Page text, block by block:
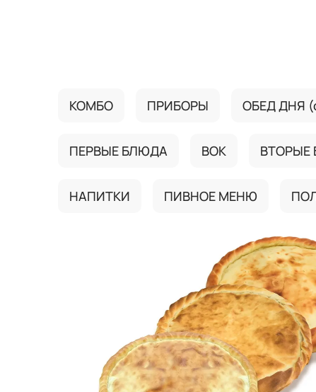
КОМБО ПРИБОРЫ ОБЕД ДНЯ
ПЕРВЫЕ БЛЮДА ВОК ВТОРЫЕ
НАПИТКИ ПИВНОЕ МЕНЮ